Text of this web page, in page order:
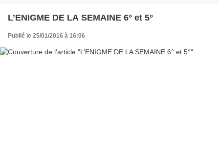
L’ENIGME DE LA SEMAINE 6° et 5°
Publié le 25/01/2016 à 16:06